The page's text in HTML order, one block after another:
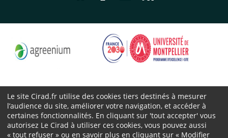
Cirad 2026 ©
Mentions légales
Protection des données personnelles
Le site Cirad.fr utilise des cookies tiers destinés à mesurer
l’audience du site, améliorer votre navigation, et accéder à
certaines fonctionnalités. En cliquant sur 'tout accepter' vous
autorisez Le Cirad à utiliser ces cookies, vous pouvez aussi
« tout refuser » ou en savoir plus en cliquant sur « Modifier